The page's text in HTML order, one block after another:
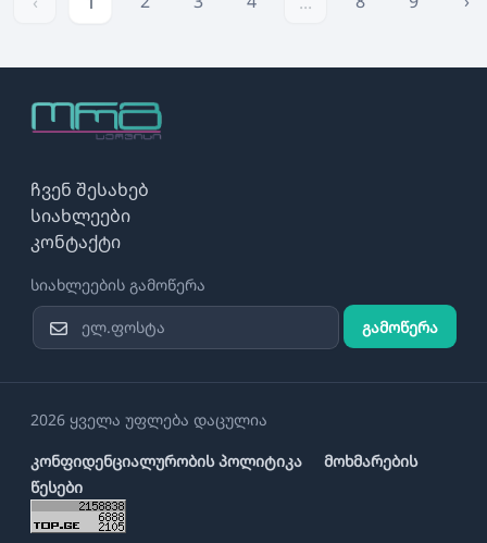
ჩვენ შესახებ
სიახლეები
კონტაქტი
სიახლეების გამოწერა
გამოწერა
2026 ყველა უფლება დაცულია
კონფიდენციალურობის პოლიტიკა
მოხმარების
წესები